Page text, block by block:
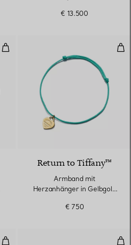
€ 13.500
Armreif in Gelb- und Weißgold
Return to Tiffany™
Armband mit
Herzanhänger in Gelbgold
Blue®
€ 750
Armband mit Herzanhänger in